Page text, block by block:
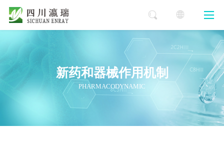
新药和器械作用机制
PHARMACODYNAMIC